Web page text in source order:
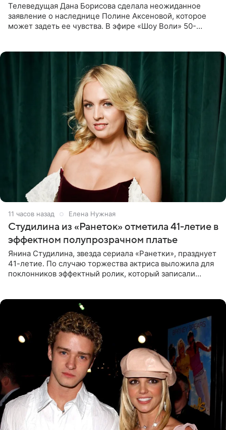
Телеведущая Дана Борисова сделала неожиданное
заявление о наследнице Полине Аксеновой, которое
может задеть ее чувства. В эфире «Шоу Воли» 50-
11 часов назад Елена Нужная
Студилина из «Ранеток» отметила 41-летие в
эффектном полупрозрачном платье
Янина Студилина, звезда сериала «Ранетки», празднует
41-летие. По случаю торжества актриса выложила для
поклонников эффектный ролик, который записали